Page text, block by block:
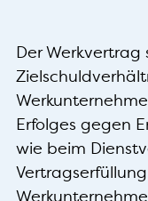
Der
Erfolges gegen
wie beim